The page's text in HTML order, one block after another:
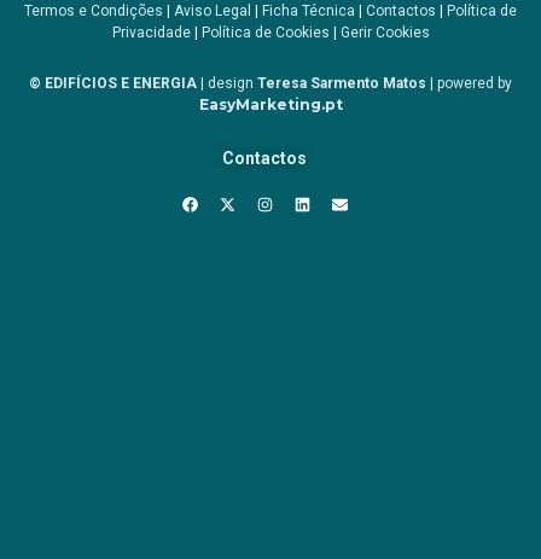
Termos e Condições Aviso Legal Ficha Técnica Contactos
Política de
Privacidade| Política de Cookies Gerir Cookies
© EDIFÍCIOS E ENERGIA | design Teresa Sarmento Matos | powered by
EasyMarketing.pt
Contactos